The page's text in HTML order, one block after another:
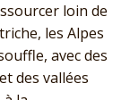
loin de
les Alpes
avec des
des vallées